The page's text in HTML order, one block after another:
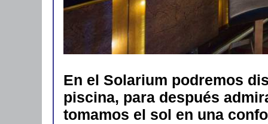
En el Solarium podremos
piscina, para después
tomamos el sol en una